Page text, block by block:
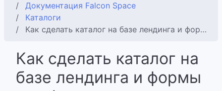
Документация Falcon Space
Каталоги
Как сделать каталог на базе лендинга и формы для фильтров
Как сделать каталог на
базе лендинга и формы